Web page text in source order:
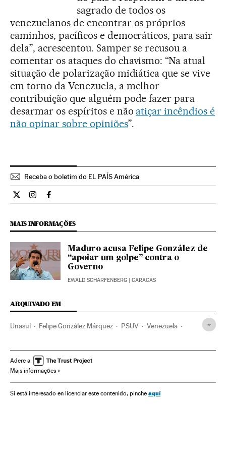
sagrado de todos os
venezuelanos de encontrar os próprios
caminhos, pacíficos e democráticos, para sair
dela”, acrescentou. Samper se recusou a
comentar os ataques do chavismo: “Na atual
situação de polarização midiática que se vive
em torno da Venezuela, a melhor
contribuição que alguém pode fazer para
desarmar os espíritos e não atiçar incêndios é
não opinar sobre opiniões”.
Receba o boletim do EL PAÍS América
Internacional El País Brasil en Twitter
Internacional El País Brasil en Instagram
Internacional El País Brasil en Facebook
MAIS INFORMAÇÕES
Maduro acusa Felipe González de
“apoiar um golpe” contra o
Governo
EWALD SCHARFENBERG | CARACAS
ARQUIVADO EM
Unasul Felipe González Márquez PSUV Venezuela
América Organizações internacionais
Relações exteriores
Adere a
Mais informações
Si está interesado en licenciar este contenido, pinche aquí